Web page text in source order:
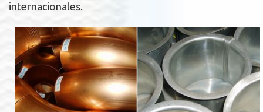
internacionales.